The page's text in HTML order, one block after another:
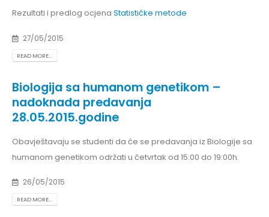
Rezultati i predlog ocjena Statističke metode
27/05/2015
READ MORE...
Biologija sa humanom genetikom –
nadoknada predavanja
28.05.2015.godine
Obavještavaju se studenti da će se predavanja iz Biologije sa
humanom genetikom održati u četvrtak od 15:00 do 19:00h.
26/05/2015
READ MORE...